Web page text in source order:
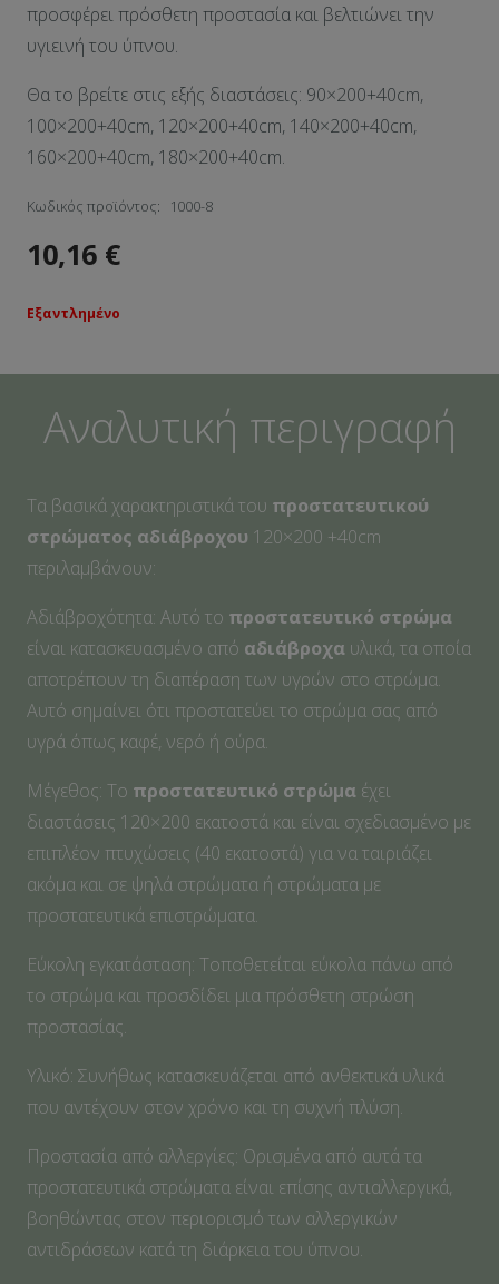
προσφέρει πρόσθετη προστασία και βελτιώνει την
υγιεινή του ύπνου.
Θα τo βρείτε στις εξής διαστάσεις: 90×200+40cm,
100×200+40cm, 120×200+40cm, 140×200+40cm,
160×200+40cm, 180×200+40cm.
Κωδικός προϊόντος: 1000-8
10,16 €
Εξαντλημένο
Αναλυτική περιγραφή
Τα βασικά χαρακτηριστικά του προστατευτικού
στρώματος αδιάβροχου 120×200 +40cm
περιλαμβάνουν:
Αδιάβροχότητα: Αυτό το προστατευτικό στρώμα
είναι κατασκευασμένο από αδιάβροχα υλικά, τα οποία
αποτρέπουν τη διαπέραση των υγρών στο στρώμα.
Αυτό σημαίνει ότι προστατεύει το στρώμα σας από
υγρά όπως καφέ, νερό ή ούρα.
Μέγεθος: Το προστατευτικό στρώμα έχει
διαστάσεις 120×200 εκατοστά και είναι σχεδιασμένο με
επιπλέον πτυχώσεις (40 εκατοστά) για να ταιριάζει
ακόμα και σε ψηλά στρώματα ή στρώματα με
προστατευτικά επιστρώματα.
Εύκολη εγκατάσταση: Τοποθετείται εύκολα πάνω από
το στρώμα και προσδίδει μια πρόσθετη στρώση
προστασίας.
Υλικό: Συνήθως κατασκευάζεται από ανθεκτικά υλικά
που αντέχουν στον χρόνο και τη συχνή πλύση.
Προστασία από αλλεργίες: Ορισμένα από αυτά τα
προστατευτικά στρώματα είναι επίσης αντιαλλεργικά,
βοηθώντας στον περιορισμό των αλλεργικών
αντιδράσεων κατά τη διάρκεια του ύπνου.